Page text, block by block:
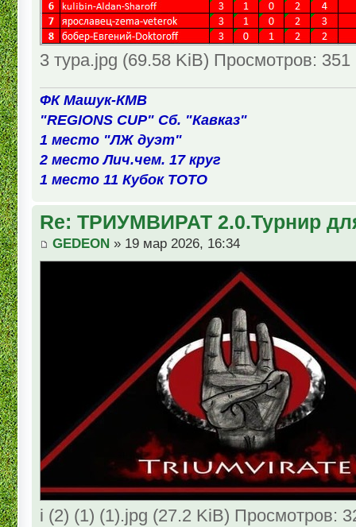
3 тура.jpg (69.58 KiB) Просмотров: 351
ФК Машук-КМВ
"REGIONS CUP" Сб. "Кавказ"
1 место "ЛЖ дуэт"
2 место Лич.чем. 17 круг
1 место 11 Кубок ТОТО
Re: ТРИУМВИРАТ 2.0.Турнир
GEDEON » 19 мар 2026, 16:34
i (2) (1) (1).jpg (27.2 KiB) Просмотров: